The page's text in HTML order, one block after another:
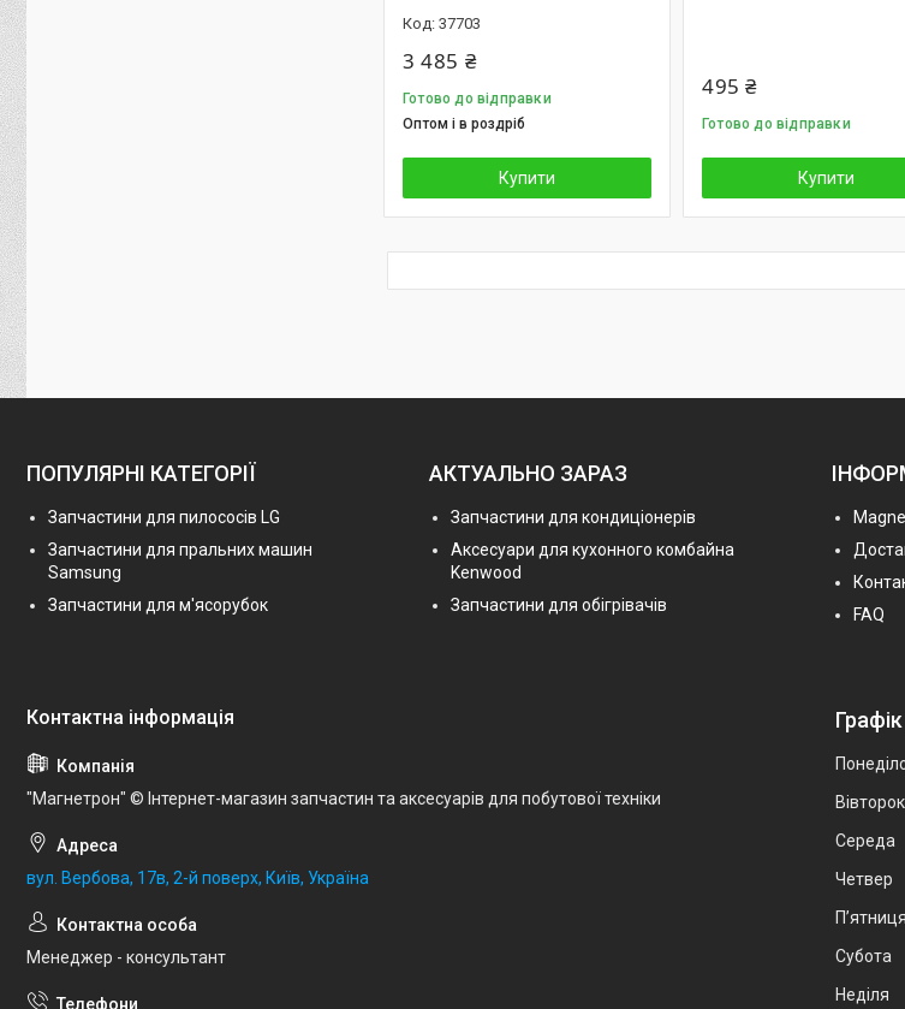
37703
3 485 ₴
Готово до відправки
Оптом і в роздріб
Купити
495 ₴
Готово до відправки
Купити
ПОПУЛЯРНІ КАТЕГОРІЇ
Запчастини для пилососів LG
Запчастини для пральних машин
Samsung
Запчастини для м'ясорубок
АКТУАЛЬНО ЗАРАЗ
Запчастини для кондиціонерів
Аксесуари для кухонного комбайна
Kenwood
Запчастини для обігрівачів
FAQ
"Магнетрон" © Інтернет-магазин запчастин та аксесуарів для побутової техніки
вул. Вербова, 17в, 2-й поверх, Київ, Україна
Менеджер - консультант
Вівторок
Середа
Четвер
Пʼятниця
Субота
Неділя